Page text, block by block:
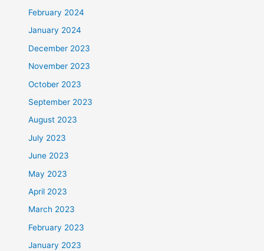
February 2024
January 2024
December 2023
November 2023
October 2023
September 2023
August 2023
July 2023
June 2023
May 2023
April 2023
March 2023
February 2023
January 2023